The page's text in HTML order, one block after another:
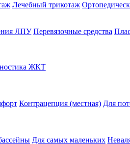
Лечебный трикотаж
ЛПУ Перевязочные средства
ЖКТ
Контрацепция (местная) Для
Для самых маленьких